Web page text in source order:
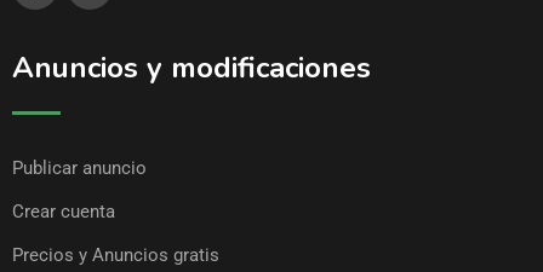
Anuncios y modificaciones
Publicar anuncio
Crear cuenta
Precios y Anuncios gratis